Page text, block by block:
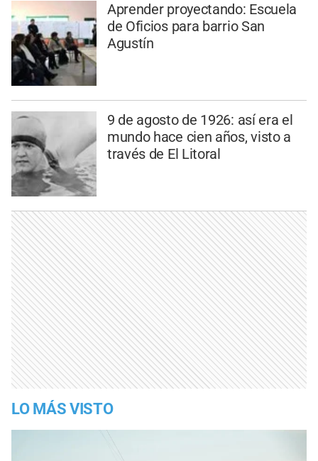
Aprender proyectando: Escuela
de Oficios para barrio San
Agustín
9 de agosto de 1926: así era el
mundo hace cien años, visto a
través de El Litoral
LO MÁS VISTO